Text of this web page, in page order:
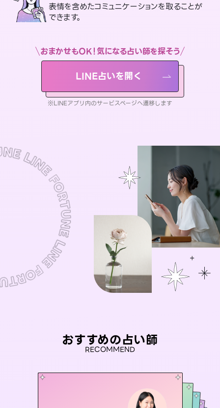
表情を含めたコミュニケーションを取ることが
できます。
おまかせもOK！気になる占い師を探そう
LINE占いを開く
※LINEアプリ内のサービスページへ遷移します
おすすめの占い師
RECOMMEND